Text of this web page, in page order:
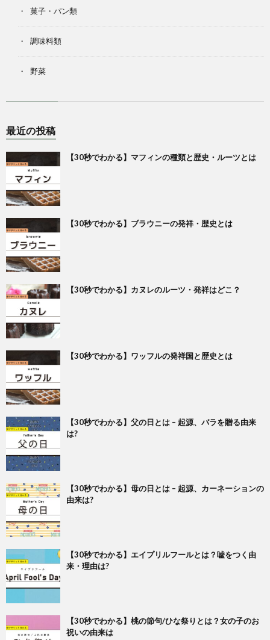
菓子・パン類
調味料類
野菜
最近の投稿
【30秒でわかる】マフィンの種類と歴史・ルーツとは
【30秒でわかる】ブラウニーの発祥・歴史とは
【30秒でわかる】カヌレのルーツ・発祥はどこ？
【30秒でわかる】ワッフルの発祥国と歴史とは
【30秒でわかる】父の日とは – 起源、バラを贈る由来
は?
【30秒でわかる】母の日とは – 起源、カーネーションの
由来は?
【30秒でわかる】エイプリルフールとは？嘘をつく由
来・理由は?
【30秒でわかる】桃の節句/ひな祭りとは？女の子のお
祝いの由来は